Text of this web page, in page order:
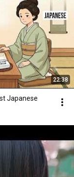
22:38
Japanese